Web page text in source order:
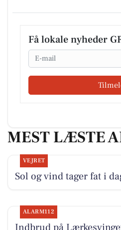
Få lokale nyheder
Email
MEST LÆSTE
VEJRET
Sol og vind tager fat i
ALARM112